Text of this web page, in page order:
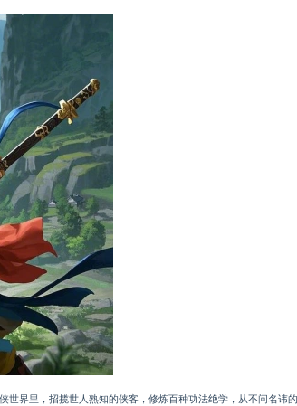
世界里，招揽世人熟知的侠客，修炼百种功法绝学，从不问名讳